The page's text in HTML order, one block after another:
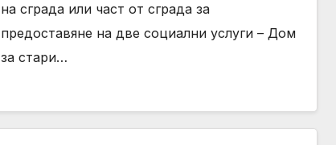
на сграда или част от сграда за
предоставяне на две социални услуги – Дом
за стари…